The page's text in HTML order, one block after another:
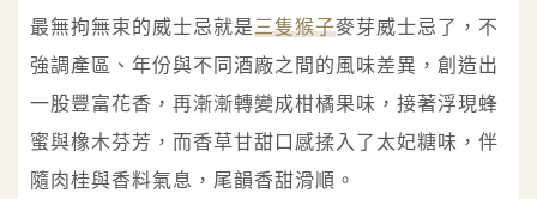
最無拘無束的威士忌就是三隻猴子麥芽威士忌了，不
強調產區、年份與不同酒廠之間的風味差異，創造出
一股豐富花香，再漸漸轉變成柑橘果味，接著浮現蜂
蜜與橡木芬芳，而香草甘甜口感揉入了太妃糖味，伴
隨肉桂與香料氣息，尾韻香甜滑順。